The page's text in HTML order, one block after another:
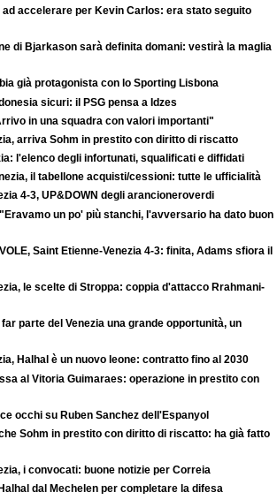
ad accelerare per Kevin Carlos: era stato seguito
di Bjarkason sarà definita domani: vestirà la maglia
già protagonista con lo Sporting Lisbona
sicuri: il PSG pensa a Idzes
in una squadra con valori importanti"
arriva Sohm in prestito con diritto di riscatto
l'elenco degli infortunati, squalificati e diffidati
il tabellone acquisti/cessioni: tutte le ufficialità
4-3, UP&DOWN degli arancioneroverdi
un po' più stanchi, l'avversario ha dato buon
Saint Etienne-Venezia 4-3: finita, Adams sfiora il
le scelte di Stroppa: coppia d'attacco Rrahmani-
parte del Venezia una grande opportunità, un
Halhal è un nuovo leone: contratto fino al 2030
al Vitoria Guimaraes: operazione in prestito con
occhi su Ruben Sanchez dell'Espanyol
Sohm in prestito con diritto di riscatto: ha già fatto
i convocati: buone notizie per Correia
dal Mechelen per completare la difesa